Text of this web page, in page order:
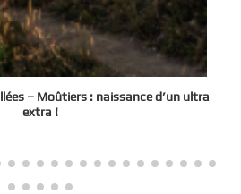
– Moûtiers : naissance d’un ultra
extra !